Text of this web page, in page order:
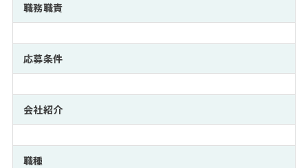
MBA留学生数の推移
インターン受入企業一覧
MBAを生かす求人特集
年齢と年収の相関図
外資系／面接攻略のコツ
キャリアに効く一冊
注目企業インタビュー
プロ経営者の特別セミナー
Career Talk Live
MBA NETWORKING
パブリシティ
ニュースリリース
職務職責
応募条件
会社紹介
職種